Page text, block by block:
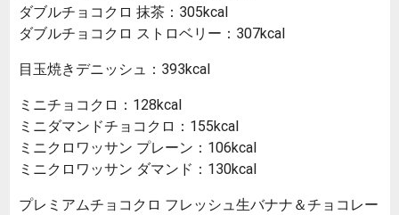
ダブルチョコクロ 抹茶：305kcal
ダブルチョコクロ ストロベリー：307kcal
目玉焼きデニッシュ：393kcal
ミニチョコクロ：128kcal
ミニダマンドチョコクロ：155kcal
ミニクロワッサン プレーン：106kcal
ミニクロワッサン ダマンド：130kcal
プレミアムチョコクロ フレッシュ生バナナ＆チョコレー